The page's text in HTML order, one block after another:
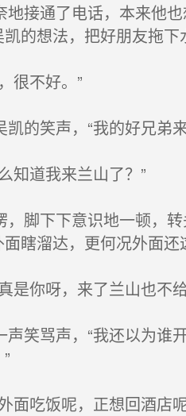
接通了电话，本来他
的想法，把好朋友拖下
很不好。”
的笑声，“我的好兄弟
知道我来兰山了？”
脚下下意识地一顿，转
瞎溜达，更何况外面还
是你呀，来了兰山也不
笑骂声，“我还以为谁
面吃饭呢，正想回酒店